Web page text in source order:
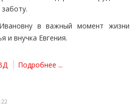
в важный момент жизни
и внучка Евгения.
Подробнее ...